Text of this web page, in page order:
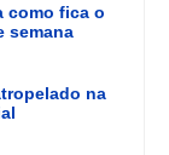
como fica o
semana
na